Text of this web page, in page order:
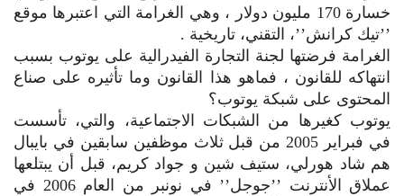
خسارة 170 مليون دولار ، وهي الغرامة التي اعتبرها موقع
’’تيك كرانش’’، التقني، تاريخية .
الغرامة فرضتها لجنة التجارة الفيدرالية على يوتوب بسبب
انتهاكه للقانون ، فماهو هذا القانون وما تأثيره على صناع
المحتوى على شبكة يوتوب؟
يوتوب كغيرها من الشبكات الاجتماعية، والتي، تأسست
في فبراير 2005 من قبل ثلاث موظفين سابقين في بايبال
هم شاد هورلي، ستيف شين و جواد كريم، قبل أن يبتلعها
عملاق الأنترنت ’’جوجل’’ في نونبر من العام 2006 في